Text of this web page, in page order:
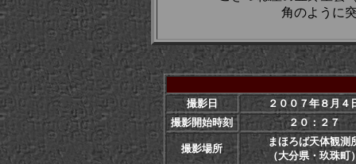
角のように
撮影日
２００７年８月４
撮影開始時刻
２０：２７
撮影場所
まほろば天体観測
（大分県・玖珠町